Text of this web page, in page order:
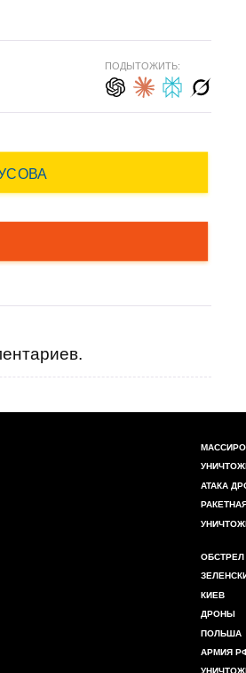
ПОДЫТОЖИТЬ:
АТАКА
ОБСТРЕЛ
КИЕВ
ДРОНЫ
ПОЛЬША
АРМИЯ